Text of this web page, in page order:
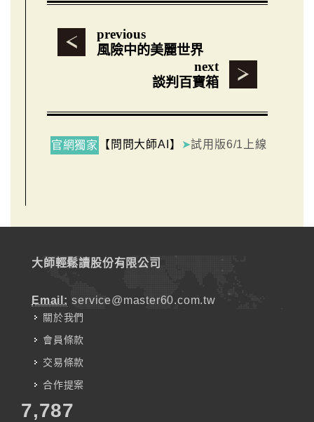
previous
風險中的美麗世界
next
談判百寶箱
官網獨家 【問問大師AI】 ➤試用版6/1上線
大師輕鬆讀股份有限公司
Email: service@master60.com.tw
關於我們
會員條款
交易條款
合作提案
7,787